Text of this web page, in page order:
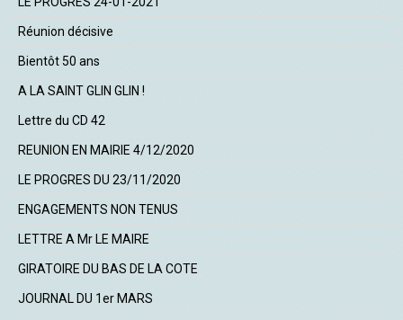
Réunion décisive
Bientôt 50 ans
A LA SAINT GLIN GLIN !
Lettre du CD 42
REUNION EN MAIRIE 4/12/2020
LE PROGRES DU 23/11/2020
ENGAGEMENTS NON TENUS
LETTRE A Mr LE MAIRE
GIRATOIRE DU BAS DE LA COTE
JOURNAL DU 1er MARS